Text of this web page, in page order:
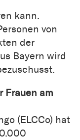
kann.
von
der
Bayern wird
Frauen am
(ELCCo) hat